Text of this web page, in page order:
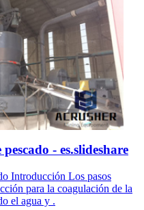
- es.slideshare
Introducción Los pasos
para la coagulación de la
el agua y .